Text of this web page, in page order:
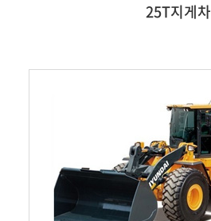
25T지게차